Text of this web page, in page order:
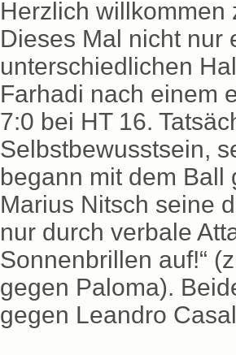
Herzlich willkommen
Dieses Mal nicht nur
unterschiedlichen
Farhadi nach einem
7:0 bei HT 16.
Selbstbewusstsein,
begann mit dem Ball
Marius Nitsch seine
nur durch verbale
Sonnenbrillen auf!“
gegen Paloma).
gegen Leandro